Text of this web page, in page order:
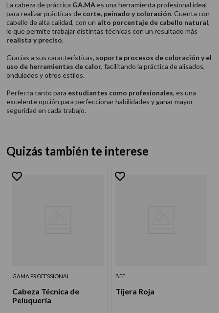
La cabeza de práctica GA.MAes una herramienta profesional ideal
para realizar prácticas de corte, peinado y coloración. Cuenta con
cabello de alta calidad, con un alto porcentaje de cabello natural,
lo que permite trabajar distintas técnicas con un resultado más
realista y preciso.
Gracias a sus características, soporta procesos de coloración y el
uso de herramientas de calor, facilitando la práctica de alisados,
ondulados y otros estilos.
Perfecta tanto para estudiantes como profesionales, es una
excelente opción para perfeccionar habilidades y ganar mayor
seguridad en cada trabajo.
Quizás también te interese
GAMA PROFESSIONAL
Cabeza Técnica de
Peluquería
BFF
Tijera Roja